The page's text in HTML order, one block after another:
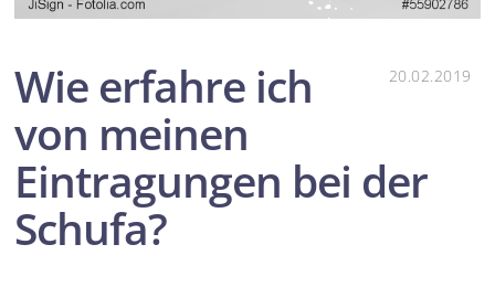
20.02.2019
Wie erfahre ich
von meinen
Eintragungen bei der
Schufa?